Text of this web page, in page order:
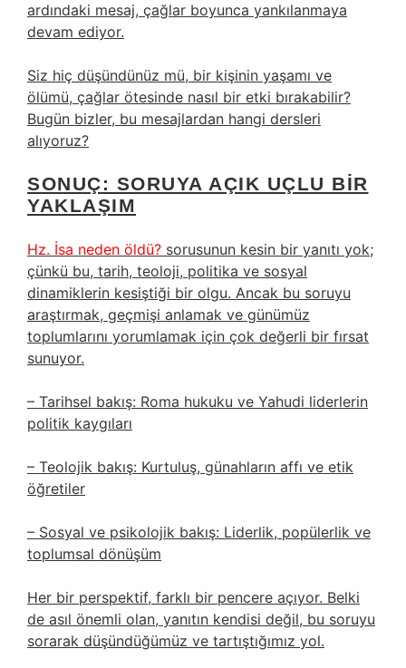
ardındaki mesaj, çağlar boyunca yankılanmaya
devam ediyor.
Siz hiç düşündünüz mü, bir kişinin yaşamı ve
ölümü, çağlar ötesinde nasıl bir etki bırakabilir?
Bugün bizler, bu mesajlardan hangi dersleri
alıyoruz?
SONUÇ: SORUYA AÇIK UÇLU BIR
YAKLAŞIM
Hz. İsa neden öldü? sorusunun kesin bir yanıtı yok;
çünkü bu, tarih, teoloji, politika ve sosyal
dinamiklerin kesiştiği bir olgu. Ancak bu soruyu
araştırmak, geçmişi anlamak ve günümüz
toplumlarını yorumlamak için çok değerli bir fırsat
sunuyor.
– Tarihsel bakış: Roma hukuku ve Yahudi liderlerin
politik kaygıları
– Teolojik bakış: Kurtuluş, günahların affı ve etik
öğretiler
– Sosyal ve psikolojik bakış: Liderlik, popülerlik ve
toplumsal dönüşüm
Her bir perspektif, farklı bir pencere açıyor. Belki
de asıl önemli olan, yanıtın kendisi değil, bu soruyu
sorarak düşündüğümüz ve tartıştığımız yol.